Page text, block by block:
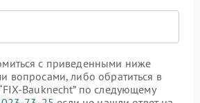
с приведенными ниже
вопросами, либо обратиться в
Bauknecht” по следующему